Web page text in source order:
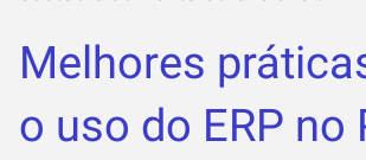
Melhores
o uso do ERP no